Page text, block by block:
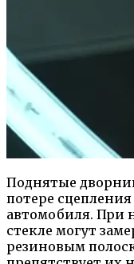
Поднятые
потере
автомобиля. При
стекле могут
резиновым